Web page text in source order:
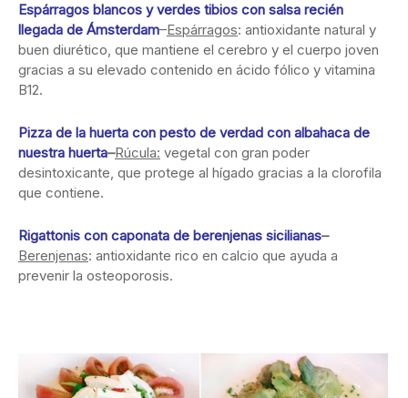
Espárragos blancos y verdes tibios con salsa recién
llegada de Ámsterdam–Espárragos: antioxidante natural y
buen diurético, que mantiene el cerebro y el cuerpo joven
gracias a su elevado contenido en ácido fólico y vitamina
B12.
Pizza de la huerta con pesto de verdad con albahaca de
nuestra huerta–Rúcula: vegetal con gran poder
desintoxicante, que protege al hígado gracias a la clorofila
que contiene.
Rigattonis con caponata de berenjenas sicilianas–
Berenjenas: antioxidante rico en calcio que ayuda a
prevenir la osteoporosis.